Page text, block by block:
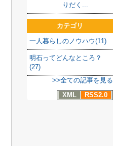
りだく...
カテゴリ
一人暮らしのノウハウ(11)
明石ってどんなところ？
(27)
>>全ての記事を見る
XML
RSS2.0